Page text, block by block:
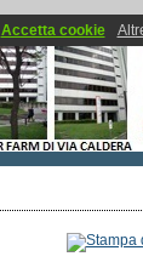
Accetta cookie